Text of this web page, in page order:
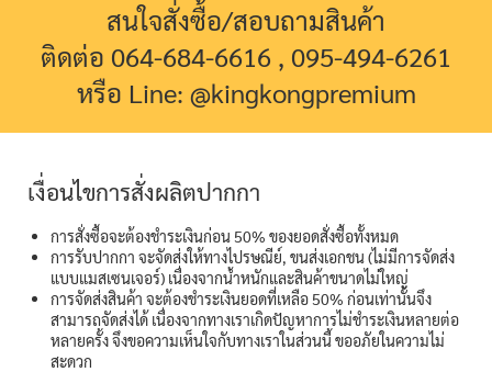
สนใจสั่งซื้อ/สอบถามสินค้า
ติดต่อ 064-684-6616 , 095-494-6261
หรือ Line: @kingkongpremium
เงื่อนไขการสั่งผลิตปากกา
การสั่งซื้อจะต้องชำระเงินก่อน 50% ของยอดสั่งซื้อทั้งหมด
การรับปากกา จะจัดส่งให้ทางไปรษณีย์, ขนส่งเอกชน (ไม่มีการจัดส่ง
แบบแมสเซนเจอร์) เนื่องจากน้ำหนักและสินค้าขนาดไม่ใหญ่
การจัดส่งสินค้า จะต้องชำระเงินยอดที่เหลือ 50% ก่อนเท่านั้นจึง
สามารถจัดส่งได้ เนื่องจากทางเราเกิดปัญหาการไม่ชำระเงินหลายต่อ
หลายครั้ง จึงขอความเห็นใจกับทางเราในส่วนนี้ ขออภัยในความไม่
สะดวก